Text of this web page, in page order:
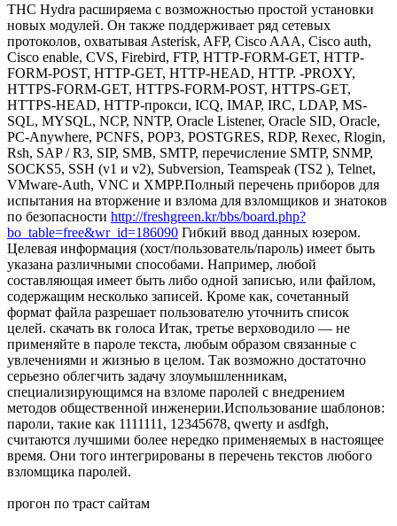
THC Hydra расширяема с возможностью простой установки
новых модулей. Он также поддерживает ряд сетевых
протоколов, охватывая Asterisk, AFP, Cisco AAA, Cisco auth,
Cisco enable, CVS, Firebird, FTP, HTTP-FORM-GET, HTTP-
FORM-POST, HTTP-GET, HTTP-HEAD, HTTP. -PROXY,
HTTPS-FORM-GET, HTTPS-FORM-POST, HTTPS-GET,
HTTPS-HEAD, HTTP-прокси, ICQ, IMAP, IRC, LDAP, MS-
SQL, MYSQL, NCP, NNTP, Oracle Listener, Oracle SID, Oracle,
PC-Anywhere, PCNFS, POP3, POSTGRES, RDP, Rexec, Rlogin,
Rsh, SAP / R3, SIP, SMB, SMTP, перечисление SMTP, SNMP,
SOCKS5, SSH (v1 и v2), Subversion, Teamspeak (TS2 ), Telnet,
VMware-Auth, VNC и XMPP.Полный перечень приборов для
испытания на вторжение и взлома для взломщиков и знатоков
по безопасности http://freshgreen.kr/bbs/board.php?
bo_table=free&wr_id=186090 Гибкий ввод данных юзером.
Целевая информация (хост/пользователь/пароль) имеет быть
указана различными способами. Например, любой
составляющая имеет быть либо одной записью, или файлом,
содержащим несколько записей. Кроме как, сочетанный
формат файла разрешает пользователю уточнить список
целей. скачать вк голоса Итак, третье верховодило — не
применяйте в пароле текста, любым образом связанные с
увлечениями и жизнью в целом. Так возможно достаточно
серьезно облегчить задачу злоумышленникам,
специализирующимся на взломе паролей с внедрением
методов общественной инженерии.Использование шаблонов:
пароли, такие как 1111111, 12345678, qwerty и asdfgh,
считаются лучшими более нередко применяемых в настоящее
время. Они того интегрированы в перечень текстов любого
взломщика паролей.
прогон по траст сайтам